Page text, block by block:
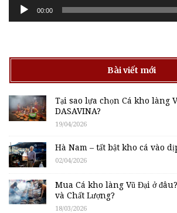
00:00
Bài viết mới
Tại sao lựa chọn Cá kho làng
DASAVINA?
19/04/2026
Hà Nam – tất bật kho cá vào
02/04/2026
Mua Cá kho làng Vũ Đại ở
và Chất Lượng?
18/03/2026